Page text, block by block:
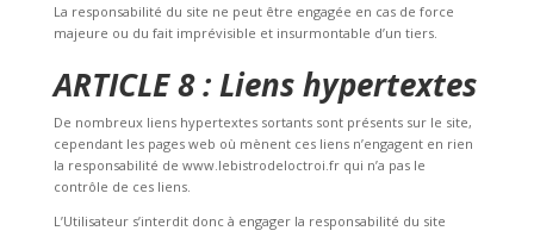
La responsabilité du site ne peut être engagée en cas de force
majeure ou du fait imprévisible et insurmontable d’un tiers.
ARTICLE 8 : Liens hypertextes
De nombreux liens hypertextes sortants sont présents sur le site,
cependant les pages web où mènent ces liens n’engagent en rien
la responsabilité de www.lebistrodeloctroi.fr qui n’a pas le
contrôle de ces liens.
L’Utilisateur s’interdit donc à engager la responsabilité du site